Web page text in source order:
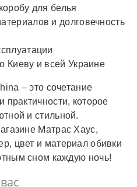
для белья
и долговечность
Киеву и всей Украине
– это сочетание
практичности, которое
и стильной.
Матрас Хаус,
цвет и материал обивки
сном каждую ночь!